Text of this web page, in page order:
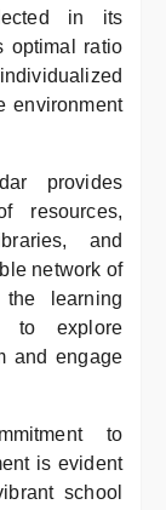
in its
optimal ratio
environment
provides
resources,
and
network of
learning
to explore
and engage
to
is evident
school